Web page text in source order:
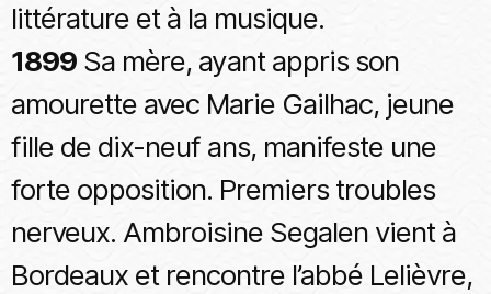
littérature et à la musique.
1899 Sa mère, ayant appris son
amourette avec Marie Gailhac, jeune
fille de dix-neuf ans, manifeste une
forte opposition. Premiers troubles
nerveux. Ambroisine Segalen vient à
Bordeaux et rencontre l’abbé Lelièvre,